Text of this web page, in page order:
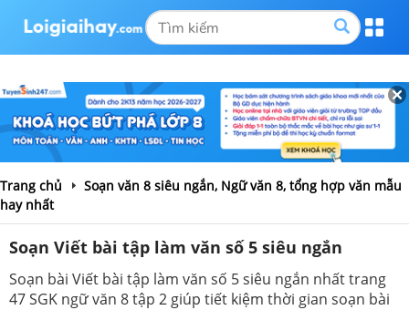
Trang chủ
Soạn văn 8 siêu ngắn, Ngữ văn 8, tổng hợp văn mẫu
hay nhất
Soạn Viết bài tập làm văn số 5 siêu ngắn
Soạn bài Viết bài tập làm văn số 5 siêu ngắn nhất trang
47 SGK ngữ văn 8 tập 2 giúp tiết kiệm thời gian soạn bài